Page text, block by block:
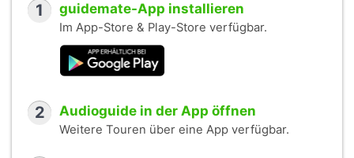
1 guidemate-App installieren
Im App-Store & Play-Store verfügbar.
2 Audioguide in der App öffnen
Weitere Touren über eine App verfügbar.